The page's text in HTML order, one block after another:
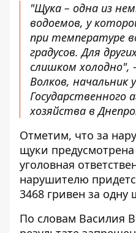
"Щука – одна из
водоемов, у
при температуре
градусов. Для
слишком холодно",
Волков, начальник
Государственного
хозяйства в
Отметим, что за
щуки
уголовная
нарушителю
3468 гривен за одну
По словам Василия